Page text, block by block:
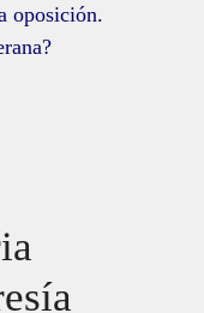
oposición.